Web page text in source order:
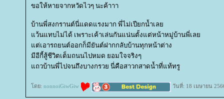
ขอให้หายจากหวัดไวๆ นะค้าาา
บ้านพี่สงกรานต์นี่แดดแรงมาก พี่ไม่เปียกน้ำเล
ว้นแทบไม่ได้ เพราะเค้าเล่นกันแน่นตั้งแต่หน้าหมู่บ้านพี่เล
ต่เอารถยนต์ออกก็มียันต์ฝากกลับบ้านทุกหน้าต่าง
มีอีกี้สู้ชีวิตเต็มถนนไปหมด ยอมใจจริงๆ
ถวบ้านพี่ไปจนถึงบางกรวย นี่คือสาวกสาดน้ำที่แท้ทรู
ดย: nonnoiGiwGiw วันที่: 18 เมษายน